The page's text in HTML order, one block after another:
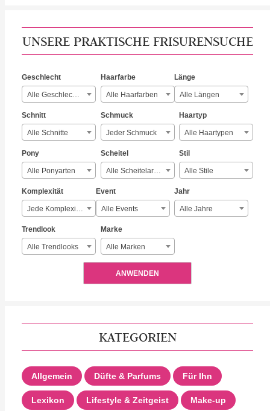
UNSERE PRAKTISCHE FRISURENSUCHE
Geschlecht
Alle Geschlechter
Haarfarbe
Alle Haarfarben
Länge
Alle Längen
Schnitt
Alle Schnitte
Schmuck
Jeder Schmuck
Haartyp
Alle Haartypen
Pony
Alle Ponyarten
Scheitel
Alle Scheitelarten
Stil
Alle Stile
Komplexität
Jede Komplexität
Event
Alle Events
Jahr
Alle Jahre
Trendlook
Alle Trendlooks
Marke
Alle Marken
ANWENDEN
KATEGORIEN
Allgemein Düfte & Parfums Für Ihn
Lexikon Lifestyle & Zeitgeist Make-up